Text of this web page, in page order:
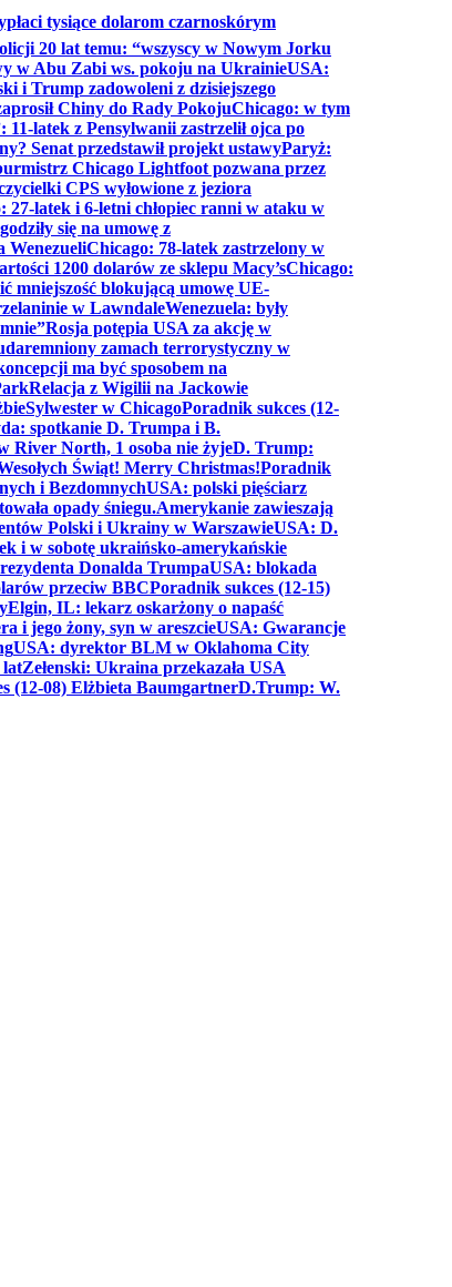
tysiące dolarom czarnoskórym
20 lat temu: “wszyscy w Nowym Jorku
w Abu Zabi ws. pokoju na UkrainieUSA:
i Trump zadowoleni z dzisiejszego
Chiny do Rady PokojuChicago: w tym
11-latek z Pensylwanii zastrzelił ojca po
Senat przedstawił projekt ustawyParyż:
Chicago Lightfoot pozwana przez
CPS wyłowione z jeziora
27-latek i 6-letni chłopiec ranni w ataku w
się na umowę z
WenezueliChicago: 78-latek zastrzelony w
1200 dolarów ze sklepu Macy’sChicago:
mniejszość blokującą umowę UE-
w LawndaleWenezuela: były
Rosja potępia USA za akcję w
zamach terrorystyczny w
ma być sposobem na
Relacja z Wigilii na Jackowie
Sylwester w ChicagoPoradnik sukces (12-
spotkanie D. Trumpa i B.
River North, 1 osoba nie żyjeD. Trump:
Świąt! Merry Christmas!Poradnik
i BezdomnychUSA: polski pięściarz
opady śniegu.Amerykanie zawieszają
Polski i Ukrainy w WarszawieUSA: D.
i w sobotę ukraińsko-amerykańskie
Donalda TrumpaUSA: blokada
przeciw BBCPoradnik sukces (12-15)
Elgin, IL: lekarz oskarżony o napaść
i jego żony, syn w areszcieUSA: Gwarancje
USA: dyrektor BLM w Oklahoma City
latZełenski: Ukraina przekazała USA
(12-08) Elżbieta BaumgartnerD.Trump: W.